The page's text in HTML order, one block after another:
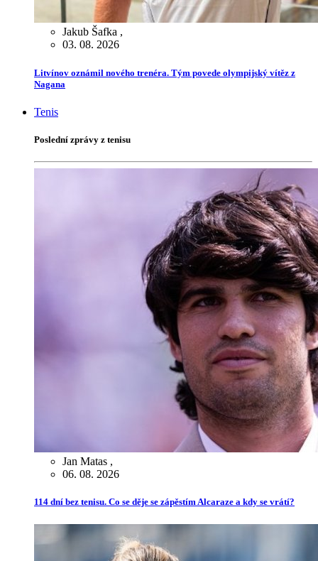
Jakub Šafka ,
03. 08. 2026
Litvínov oznámil nového trenéra. Tým povede olympijský vítěz z
Nagana
Tenis
Poslední zprávy z tenisu
Jan Matas ,
06. 08. 2026
114 dní bez tenisu. Co se děje se zápěstím Alcaraze a kdy se vrátí?